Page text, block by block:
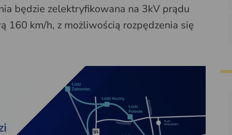
będzie zelektryfikowana na 3kV prądu
160 km/h, z możliwością rozpędzenia się